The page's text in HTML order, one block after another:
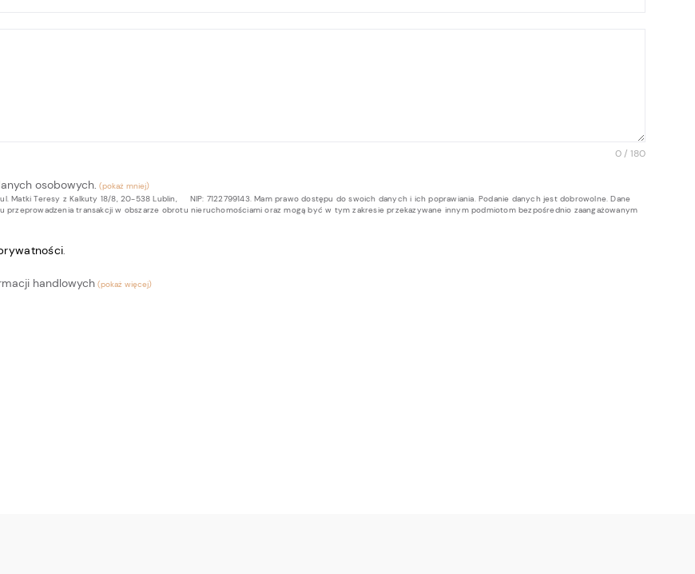
0 / 180
osobowych.
Matki Teresy z Kalkuty 18/8, 20-538 Lublin, NIP: 7122799143. Mam prawo dostępu do swoich danych i ich poprawiania. Podanie danych jest dobrowolne. Dane
transakcji w obszarze obrotu nieruchomościami oraz mogą być w tym zakresie przekazywane innym podmiotom bezpośrednio zaangażowanym
handlowych